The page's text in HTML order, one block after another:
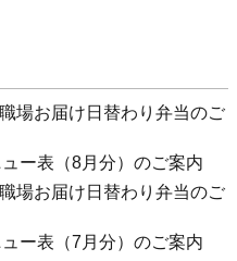
場お届け日替わり弁当のご
ー表（8月分）のご案内
場お届け日替わり弁当のご
ー表（7月分）のご案内